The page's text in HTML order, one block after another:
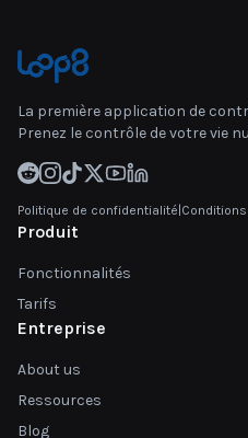
La première application de
Prenez le contrôle de votre vie
Politique de confidentialité
Produit
Fonctionnalités
Tarifs
Entreprise
About us
Ressources
Blog